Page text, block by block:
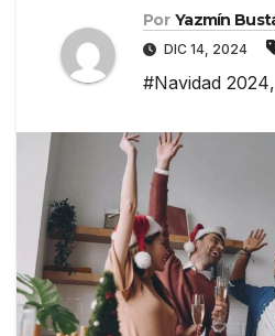
Por Yazmín
DIC 14, 2024
#Navidad 2024,